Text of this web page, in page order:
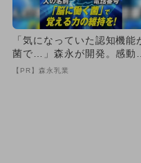
「気になっていた認知機能
菌で…」森永が開発。感動の
70代続出
【PR】森永乳業